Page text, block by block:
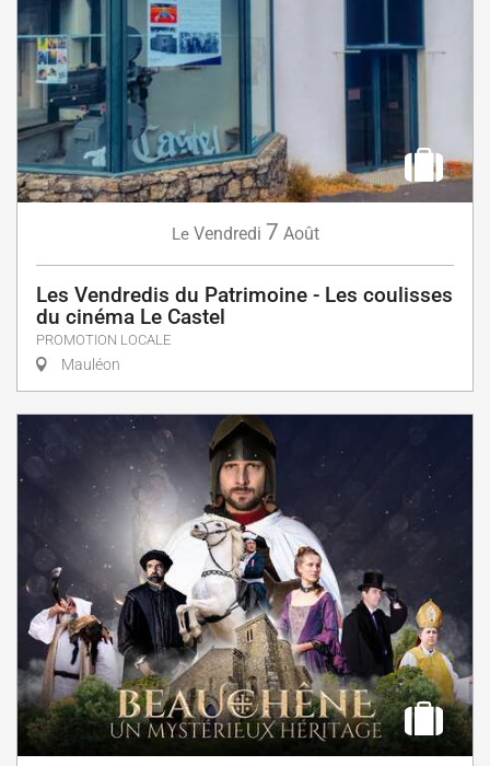
Le Vendredi 7 Août
Les Vendredis du Patrimoine - Les coulisses
du cinéma Le Castel
PROMOTION LOCALE
Mauléon